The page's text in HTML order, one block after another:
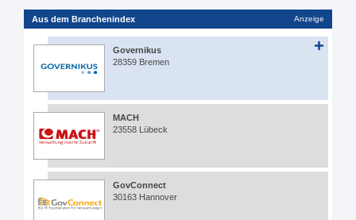
Aus dem Branchenindex Anzeige
Governikus
28359 Bremen
MACH
23558 Lübeck
GovConnect
30163 Hannover